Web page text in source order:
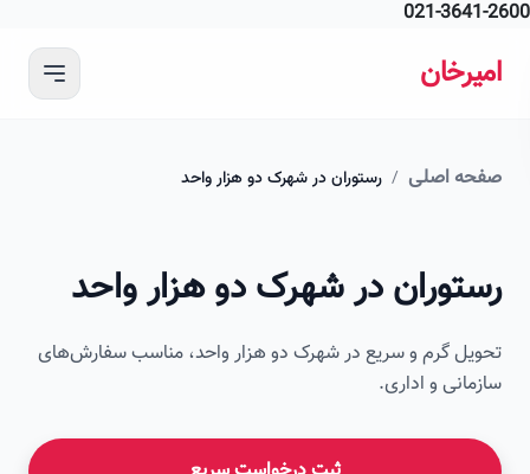
021-
اصلی / رستوران در شهرک دو هزار واحد
در شهرک دو هزار واحد
گرم و سریع در شهرک دو هزار واحد، مناسب سفارش‌های
و اداری.
تصویر این صفحه به زودی اضافه می‌شود